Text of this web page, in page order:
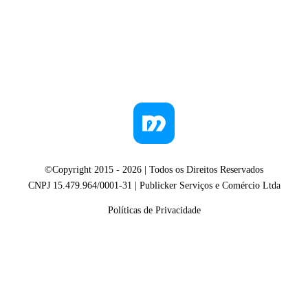
©Copyright 2015 - 2026 | Todos os Direitos Reservados
CNPJ 15.479.964/0001-31 | Publicker Serviços e Comércio Ltda
Políticas de Privacidade